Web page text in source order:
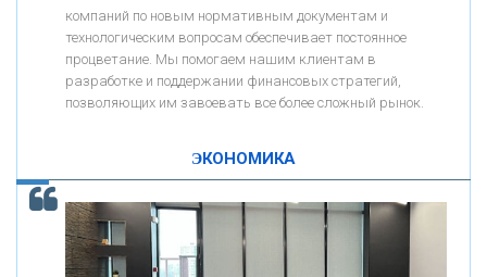
«АВТОГРАДБАНК»
ОНАС
КОНТАКТЫ
К ак Система быстрых платежей за пять лет
компаний по новым нормативным документам и
технологическим вопросам обеспечивает постоянное
процветание. Мы помогаем нашим клиентам в
разработке и поддержании финансовых стратегий,
позволяющих им завоевать все более сложный рынок.
ЭКОНОМИКА